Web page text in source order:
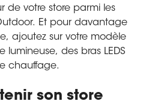
de votre store parmi les
Et pour davantage
ajoutez sur votre modèle
des bras LEDS
chauffage.
son store